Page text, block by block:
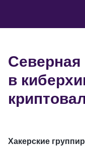
Северная
в
Хакерские